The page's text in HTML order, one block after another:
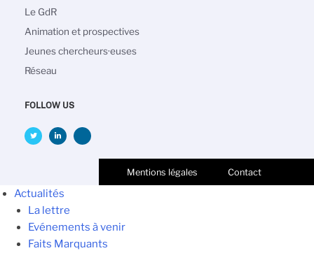
principale
Le GdR
Animation et prospectives
Jeunes chercheurs·euses
Réseau
FOLLOW US
Mentions légales Contact
Actualités
La lettre
Evénements à venir
Faits Marquants